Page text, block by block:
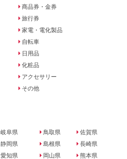
商品券・金券
旅行券
家電・電化製品
自転車
日用品
化粧品
アクセサリー
その他
岐阜県
静岡県
愛知県
鳥取県
島根県
岡山県
佐賀県
長崎県
熊本県